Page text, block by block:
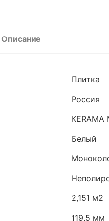
Описание
Плитка
Россия
KERAMA
Белый
2,151 м2
119,5 мм